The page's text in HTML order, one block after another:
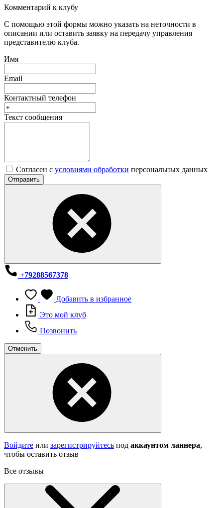
Комментарий к клубу
С помощью этой формы можно указать на неточности в
описании или оставить заявку на передачу управления
представителю клуба.
Имя
Email
Контактный телефон
Текст сообщения
Согласен с условиями обработки персональных данных
Отправить
+79288567378
Добавить в избранное
Это мой клуб
Позвонить
Отменить
Войдите или зарегистрируйтесь под аккаунтом ланнера,
чтобы оставить отзыв
Все отзывы